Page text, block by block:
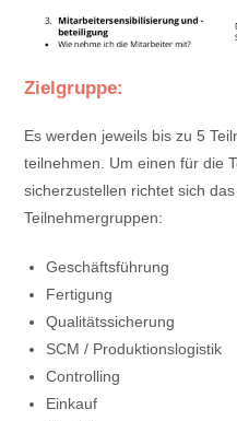
Zielgruppe:
Es werden jeweils bis zu 5
teilnehmen. Um einen für die
sicherzustellen richtet sich
Teilnehmergruppen:
Geschäftsführung
Fertigung
Qualitätssicherung
SCM / Produktionslogistik
Controlling
Einkauf